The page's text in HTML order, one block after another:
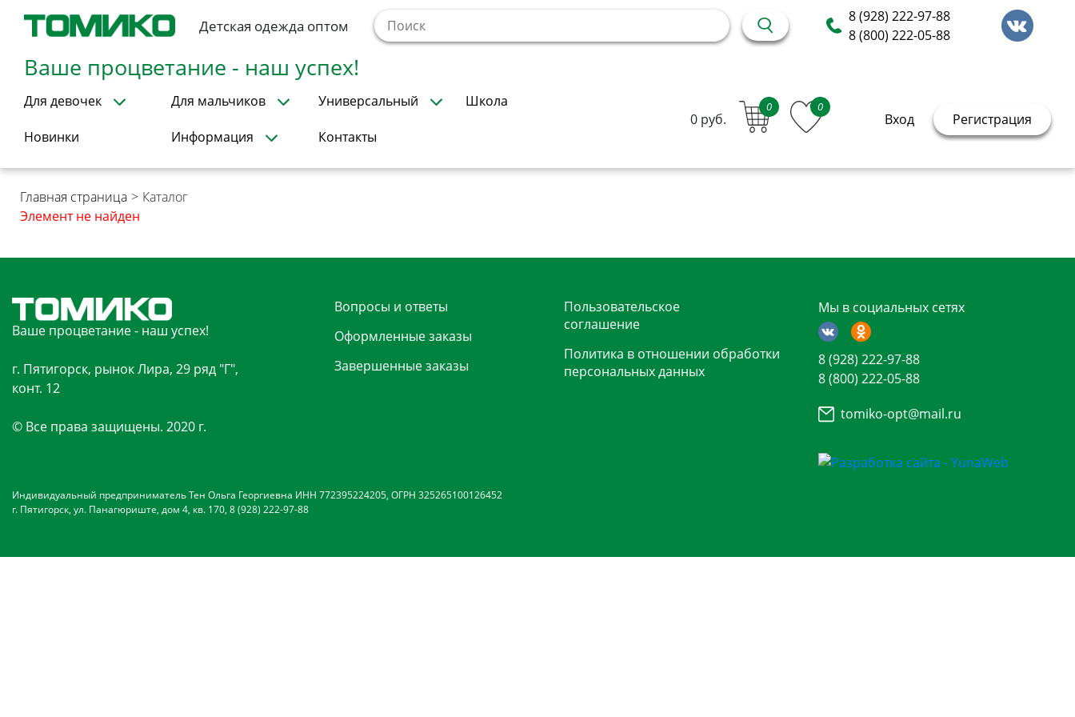
Детская одежда оптом
8 (928) 222-97-88
8 (800) 222-05-88
Ваше процветание - наш успех!
Для девочек Для мальчиков Универсальный Школа
Новинки Информация Контакты
0 руб.
0 0
Вход Регистрация
Главная страница > Каталог
Элемент не найден
Ваше процветание - наш успех!
г. Пятигорск, рынок Лира, 29 ряд "Г",
конт. 12
© Все права защищены. 2020 г.
Вопросы и ответы
Оформленные заказы
Завершенные заказы
Пользовательское
соглашение
Политика в отношении обработки
персональных данных
Мы в социальных сетях
8 (928) 222-97-88
8 (800) 222-05-88
tomiko-opt@mail.ru
Индивидуальный предприниматель Тен Ольга Георгиевна ИНН 772395224205, ОГРН 325265100126452
г. Пятигорск, ул. Панагюриште, дом 4, кв. 170, 8 (928) 222-97-88